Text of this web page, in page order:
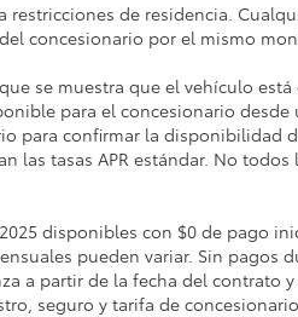
restricciones de residencia.
concesionario por el mismo
se muestra que el vehículo
para el concesionario
para confirmar la disponibilidad
las tasas APR estándar. No
disponibles con $0 de pago
pueden variar. Sin pagos
a partir de la fecha del contrato
seguro y tarifa de